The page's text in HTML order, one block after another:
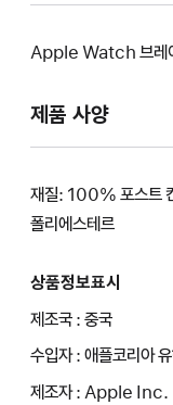
Apple Watch 브레
제품 사양
재질: 100% 포스
폴리에스테르
상품정보표시
제조국 : 중국
수입자 : 애플코리아
제조자 : Apple Inc.